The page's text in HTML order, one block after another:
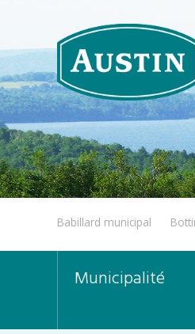
Babillard municipal
Municipalité